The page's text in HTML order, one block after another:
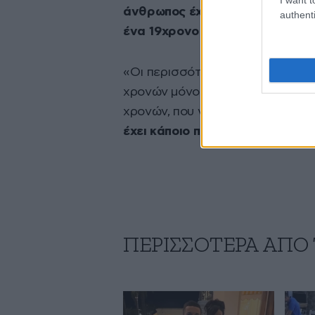
άνθρωπος έχοντας σώας τα
ένα 19χρονο κορίτσι
«Οι περισσότεροι είναι
χρονών μόνοι τους, δεν μπορεί
χρονών, που να μην έχει
έχει κάποιο πρόβλημα
ΠΕΡΙΣΣΟΤΕΡΑ ΑΠΟ